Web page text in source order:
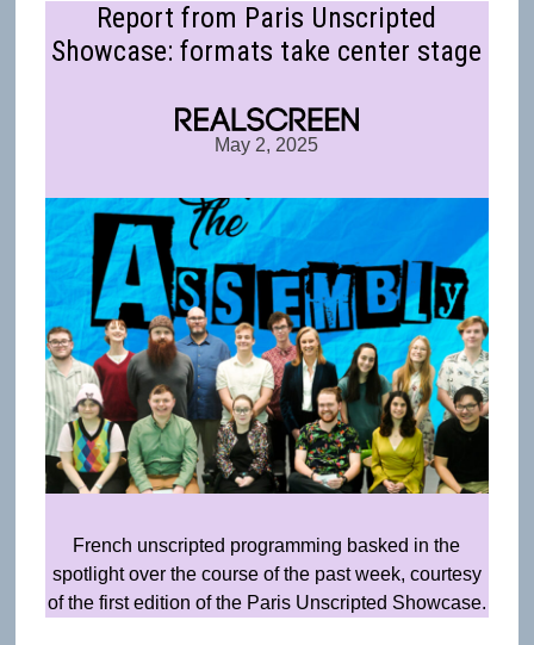
Report from Paris Unscripted
Showcase: formats take center stage
May 2, 2025
French unscripted programming basked in the
spotlight over the course of the past week, courtesy
of the first edition of the Paris Unscripted Showcase.